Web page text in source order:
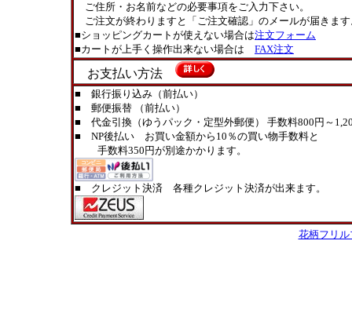
ご住所・お名前などの必要事項をご入力下さい。
ご注文が終わりますと「ご注文確認」のメールが届きま
■ショッピングカートが使えない場合は注文フォーム
■カートが上手く操作出来ない場合は FAX注文
お支払い方法
■ 銀行振り込み（前払い）
■ 郵便振替 （前払い）
■ 代金引換（ゆうパック・定型外郵便） 手数料800円～
■ NP後払い お買い金額から10％の買い物手数料と
手数料350円が別途かかります。
■ クレジット決済 各種クレジット決済が出来ます。
花柄フリ